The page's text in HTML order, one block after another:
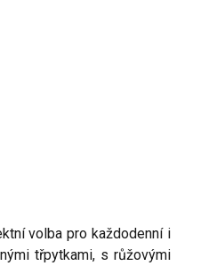
volba pro každodenní i
třpytkami, s růžovými